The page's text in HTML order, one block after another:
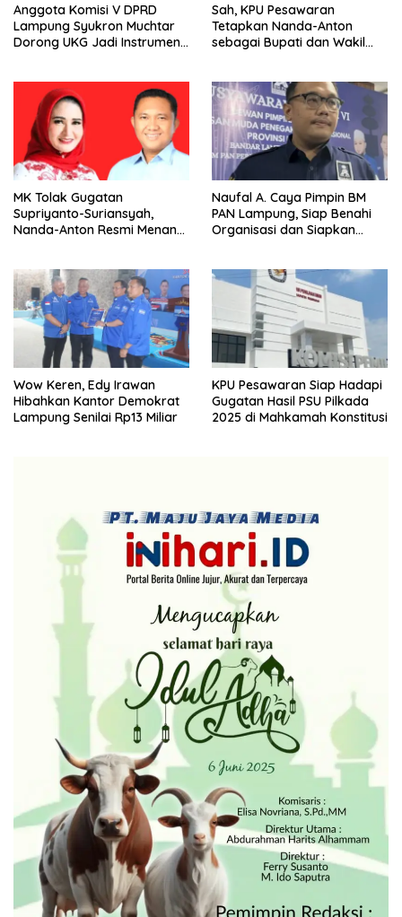
Anggota Komisi V DPRD
Lampung Syukron Muchtar
Dorong UKG Jadi Instrumen
Sah, KPU Pesawaran
Tetapkan Nanda-Anton
sebagai Bupati dan Wakil
MK Tolak Gugatan
Supriyanto-Suriansyah,
Nanda-Anton Resmi Menang
Naufal A. Caya Pimpin BM
PAN Lampung, Siap Benahi
Organisasi dan Siapkan
Wow Keren, Edy Irawan
Hibahkan Kantor Demokrat
Lampung Senilai Rp13 Miliar
KPU Pesawaran Siap Hadapi
Gugatan Hasil PSU Pilkada
2025 di Mahkamah Konstitusi